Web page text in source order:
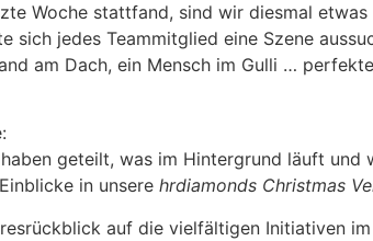
Woche stattfand, sind wir diesmal
sich jedes Teammitglied eine Szene
am Dach, ein Mensch im Gulli …
haben geteilt, was im Hintergrund läuft und
in unsere hrdiamonds Christmas
auf die vielfältigen Initiativen